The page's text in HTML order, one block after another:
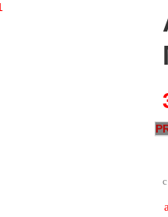
c
a